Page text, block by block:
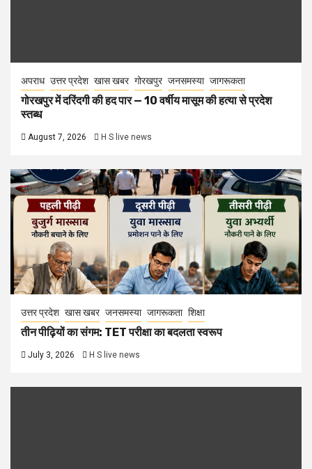
अपराध उत्तर प्रदेश खास खबर गोरखपुर जनसमस्या जागरूकता
गोरखपुर में दरिंदगी की हद पार — 10 वर्षीय मासूम की हत्या से प्रदेश
स्तब्ध
August 7, 2026 H S live news
उत्तर प्रदेश खास खबर जनसमस्या जागरूकता शिक्षा
तीन पीढ़ियों का संगम: TET परीक्षा का बदलता स्वरूप
July 3, 2026 H S live news